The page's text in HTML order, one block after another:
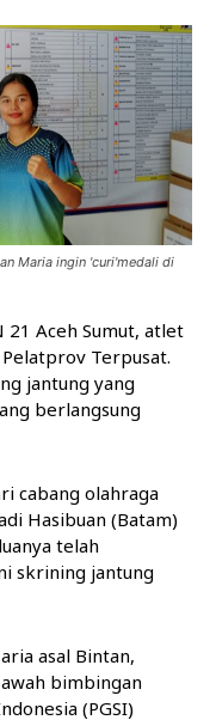
Maria ingin 'curi'medali di
21 Aceh Sumut, atlet
Terpusat.
jantung yang
berlangsung
cabang olahraga
Hasibuan (Batam)
telah
skrining jantung
asal Bintan,
bimbingan
(PGSI)